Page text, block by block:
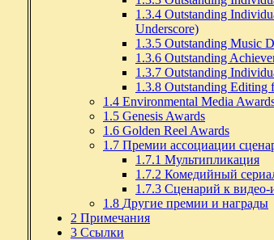
1.3.4 Outstanding
Underscore)
1.3.5 Outstanding Music
1.3.6 Outstanding
1.3.7 Outstanding
1.3.8 Outstanding Editing
1.4 Environmental Media
1.5 Genesis Awards
1.6 Golden Reel Awards
1.7 Премии ассоциации
1.7.1 Мультипликация
1.7.2 Комедийный
1.7.3 Сценарий к видео-
1.8 Другие премии и награды
2 Примечания
3 Ссылки